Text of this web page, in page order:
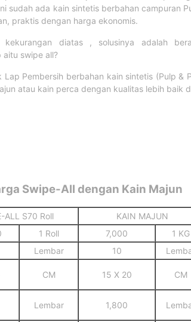
sudah ada kain sintetis berbahan campuran
praktis dengan harga ekonomis.
kekurangan diatas , solusinya adalah
aitu swipe all?
Lap Pembersih berbahan kain sintetis (Pulp &
atau kain perca dengan kualitas lebih baik
Swipe-All dengan Kain Majun
ALL S70 Roll
KAIN MAJUN
1 Roll 7,000
1 KG
Lembar 10
CM 15 X 20 CM
Lembar 1,800